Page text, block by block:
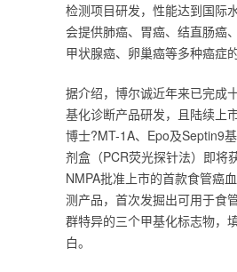
检测项目研发，性能达到国际
会提供肺癌、胃癌、结直肠癌
甲状腺癌、卵巢癌等多种癌症
据介绍，博尔诚近年来已完成
基化诊断产品研发，且陆续上
博士?MT-1A、Epo及Septin9
剂盒（PCR荧光探针法）即将
NMPA批准上市的首款食管癌
测产品，首次发掘出可用于食
群特异的三个甲基化标志物，
白。